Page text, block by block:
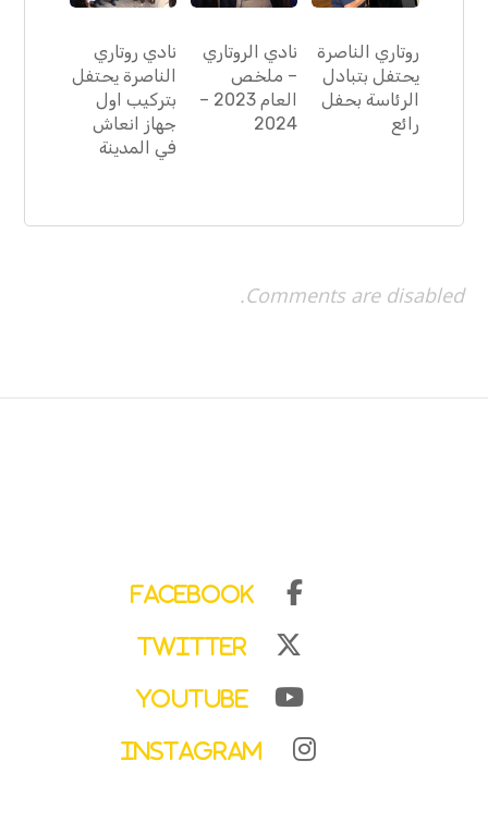
روتاري الناصرة
يحتفل بتبادل
الرئاسة بحفل
رائع
نادي الروتاري
– ملخص
العام 2023 –
2024
نادي روتاري
الناصرة يحتفل
بتركيب اول
جهاز انعاش
في المدينة
Comments are disabled.
Facebook
Twitter
YouTube
Instagram